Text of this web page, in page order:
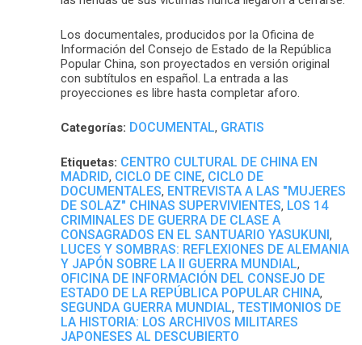
Los documentales, producidos por la Oficina de
Información del Consejo de Estado de la República
Popular China, son proyectados en versión original
con subtítulos en español. La entrada a las
proyecciones es libre hasta completar aforo.
Categorías: DOCUMENTAL, GRATIS
Etiquetas: CENTRO CULTURAL DE CHINA EN
MADRID, CICLO DE CINE, CICLO DE
DOCUMENTALES, ENTREVISTA A LAS "MUJERES
DE SOLAZ" CHINAS SUPERVIVIENTES, LOS 14
CRIMINALES DE GUERRA DE CLASE A
CONSAGRADOS EN EL SANTUARIO YASUKUNI,
LUCES Y SOMBRAS: REFLEXIONES DE ALEMANIA
Y JAPÓN SOBRE LA II GUERRA MUNDIAL,
OFICINA DE INFORMACIÓN DEL CONSEJO DE
ESTADO DE LA REPÚBLICA POPULAR CHINA,
SEGUNDA GUERRA MUNDIAL, TESTIMONIOS DE
LA HISTORIA: LOS ARCHIVOS MILITARES
JAPONESES AL DESCUBIERTO